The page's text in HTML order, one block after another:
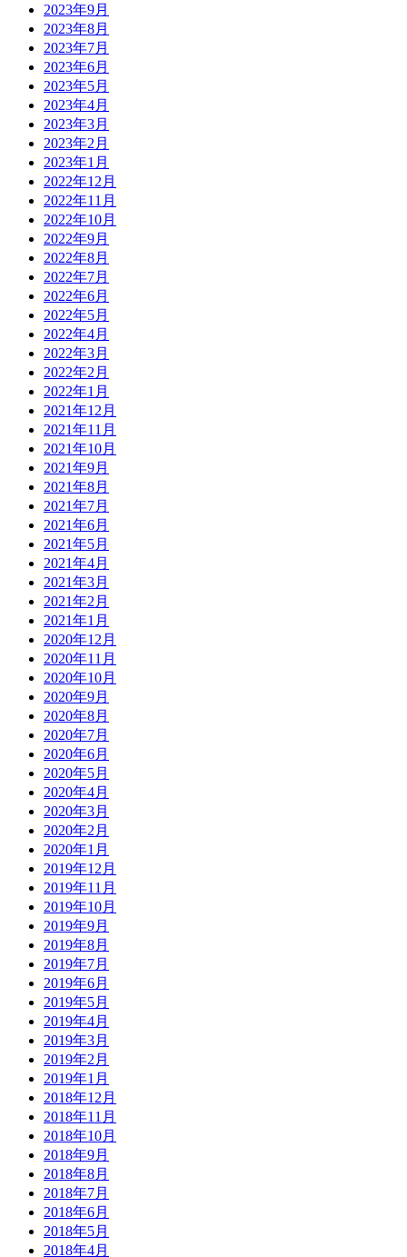
2023年9月
2023年8月
2023年7月
2023年6月
2023年5月
2023年4月
2023年3月
2023年2月
2023年1月
2022年12月
2022年11月
2022年10月
2022年9月
2022年8月
2022年7月
2022年6月
2022年5月
2022年4月
2022年3月
2022年2月
2022年1月
2021年12月
2021年11月
2021年10月
2021年9月
2021年8月
2021年7月
2021年6月
2021年5月
2021年4月
2021年3月
2021年2月
2021年1月
2020年12月
2020年11月
2020年10月
2020年9月
2020年8月
2020年7月
2020年6月
2020年5月
2020年4月
2020年3月
2020年2月
2020年1月
2019年12月
2019年11月
2019年10月
2019年9月
2019年8月
2019年7月
2019年6月
2019年5月
2019年4月
2019年3月
2019年2月
2019年1月
2018年12月
2018年11月
2018年10月
2018年9月
2018年8月
2018年7月
2018年6月
2018年5月
2018年4月